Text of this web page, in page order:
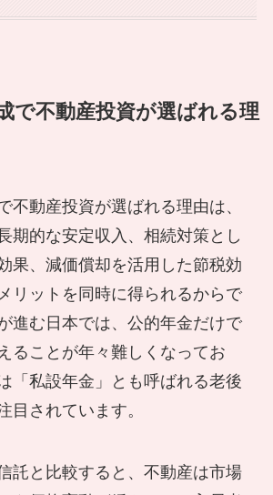
で不動産投資が選ばれる理
不動産投資が選ばれる理由は、
期的な安定収入、相続対策とし
果、減価償却を活用した節税効
リットを同時に得られるからで
進む日本では、公的年金だけで
ることが年々難しくなってお
「私設年金」とも呼ばれる老後
目されています。
託と比較すると、不動産は市場